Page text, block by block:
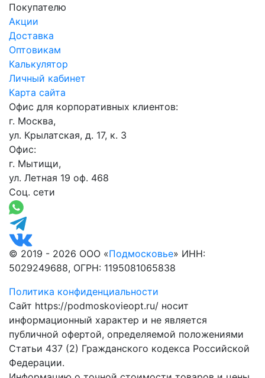
Покупателю
Акции
Доставка
Оптовикам
Калькулятор
Личный кабинет
Карта сайта
Офис для корпоративных клиентов:
г. Москва,
ул. Крылатская, д. 17, к. 3
Офис:
г. Мытищи,
ул. Летная 19 оф. 468
Соц. сети
© 2019 - 2026 ООО «Подмосковье» ИНН:
5029249688, ОГРН: 1195081065838
Политика конфиденциальности
Сайт https://podmoskovieopt.ru/ носит
информационный характер и не является
публичной офертой, определяемой положениями
Статьи 437 (2) Гражданского кодекса Российской
Федерации.